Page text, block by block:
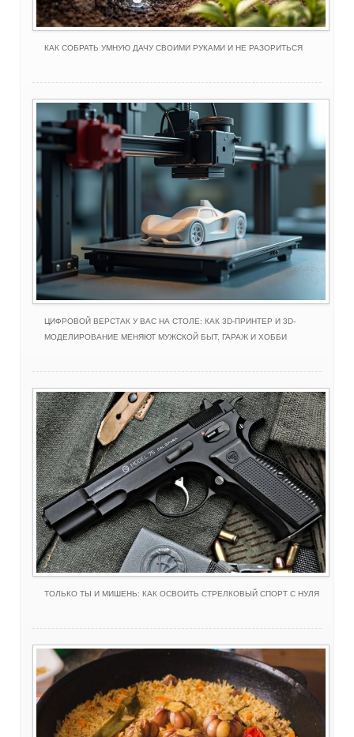
КАК СОБРАТЬ УМНУЮ ДАЧУ СВОИМИ РУКАМИ И НЕ РАЗОРИТЬСЯ
ЦИФРОВОЙ ВЕРСТАК У ВАС НА СТОЛЕ: КАК 3D-ПРИНТЕР И 3D-
МОДЕЛИРОВАНИЕ МЕНЯЮТ МУЖСКОЙ БЫТ, ГАРАЖ И ХОББИ
ТОЛЬКО ТЫ И МИШЕНЬ: КАК ОСВОИТЬ СТРЕЛКОВЫЙ СПОРТ С НУЛЯ